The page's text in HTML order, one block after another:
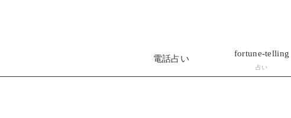
電話占い
fortune-telling
占い